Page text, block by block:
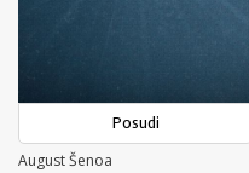
Posudi
August Šenoa